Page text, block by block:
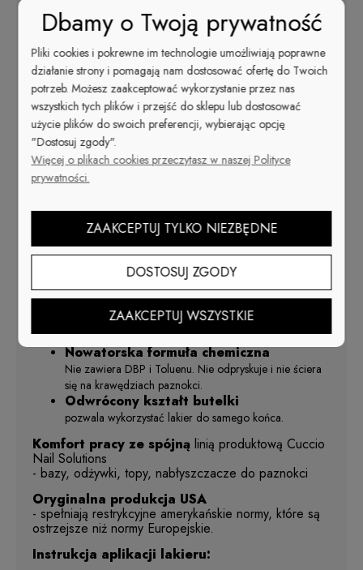
Wyświetl ten post na Instagramie
Klasyczny lakier do paznokci -JAKOŚĆ
PREMIUM
Cuccio Colour
Najdłuższa gwarancja wytrzymałości.
Triple-Pigmentation
opatentowana technologia potrójnej pigmentacji. Idealny
efekt już przy pierwszej warstwie.
Niespotykany dotąd połysk,
który nie traci swojej intensywności.
Włókno Dupont
nakrętka z pędzlem ze specjalnie wyselekcjonowanego
włókna DuPont.
Nowatorska formuła chemiczna
Nie zawiera DBP i Toluenu. Nie odpryskuje i nie ściera
się na krawędziach paznokci.
Odwrócony kształt butelki
pozwala wykorzystać lakier do samego końca.
Komfort pracy ze spójną linią produktową Cuccio
Nail Solutions
- bazy, odżywki, topy, nabłyszczacze do paznokci
Oryginalna produkcja USA
- spełniają restrykcyjne amerykańskie normy, które są
ostrzejsze niż normy Europejskie.
Instrukcja aplikacji lakieru:
Dbamy o Twoją prywatność
Pliki cookies i pokrewne im technologie umożliwiają poprawne
działanie strony i pomagają nam dostosować ofertę do Twoich
potrzeb. Możesz zaakceptować wykorzystanie przez nas
wszystkich tych plików i przejść do sklepu lub dostosować
użycie plików do swoich preferencji, wybierając opcję
"Dostosuj zgody".
Więcej o plikach cookies przeczytasz w naszej Polityce
prywatności.
ZAAKCEPTUJ TYLKO NIEZBĘDNE
DOSTOSUJ ZGODY
ZAAKCEPTUJ WSZYSTKIE